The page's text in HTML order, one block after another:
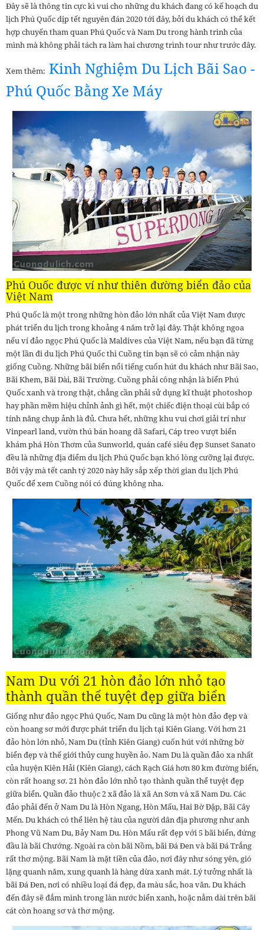
Đây sẽ là thông tin cực kì vui cho những du khách đang có kế hoạch du
lịch Phú Quốc dịp tết nguyên đán 2020 tới đây, bởi du khách có thể kết
hợp chuyến tham quan Phú Quốc và Nam Du trong hành trình của
mình mà không phải tách ra làm hai chương trình tour như trước đây.
Xem thêm: Kinh Nghiệm Du Lịch Bãi Sao -
Phú Quốc Bằng Xe Máy
Phú Quốc được ví như thiên đường biển đảo của
Việt Nam
Phú Quốc là một trong những hòn đảo lớn nhất của Việt Nam được
phát triển du lịch trong khoảng 4 năm trở lại đây. Thật không ngoa
nếu ví đảo ngọc Phú Quốc là Maldives của Việt Nam, nếu bạn đã từng
một lần đi du lịch Phú Quốc thì Cuồng tin bạn sẽ có cảm nhận này
giống Cuồng. Những bãi biển nổi tiếng cuốn hút du khách như Bãi Sao,
Bãi Khem, Bãi Dài, Bãi Trường. Cuồng phải công nhận là biển Phú
Quốc xanh và trong thật, chẳng cần phải sử dụng kĩ thuật photoshop
hay phần mềm hiệu chỉnh ảnh gì hết, một chiếc điện thoại cùi bắp có
tính năng chụp ảnh là đủ. Chưa hết, những khu vui chơi giải trí như
Vinpearl land, vườn thú bán hoang dã Safari, Cáp treo vượt biển
khám phá Hòn Thơm của Sunworld, quán café siêu đẹp Sunset Sanato
đều là những địa điểm du lịch Phú Quốc bạn khó lòng cưỡng lại được.
Bởi vậy mà tết canh tý 2020 này hãy sắp xếp thời gian du lịch Phú
Quốc để xem Cuồng nói có đúng không nha.
Nam Du với 21 hòn đảo lớn nhỏ tạo
thành quần thể tuyệt đẹp giữa biển
Giống như đảo ngọc Phú Quốc, Nam Du cũng là một hòn đảo đẹp và
còn hoang sơ mới được phát triển du lịch tại Kiên Giang. Với hơn 21
đảo hòn lớn nhỏ, Nam Du (tỉnh Kiên Giang) cuốn hút với những bờ
biển đẹp và thế giới thủy cung huyền ảo. Nam Du là quần đảo xa nhất
của huyện Kiên Hải (Kiên Giang), cách Rạch Giá hơn 80 km đường biển,
còn rất hoang sơ. 21 hòn đảo lớn nhỏ tạo thành quần thể tuyệt đẹp
giữa biển. Quần đảo thuộc 2 xã đảo là xã An Sơn và xã Nam Du. Các
đảo phải đến ở Nam Du là Hòn Ngang, Hòn Mấu, Hai Bờ Đập, Bãi Cây
Mến. Du khách có thể liên hệ tàu của người dân địa phương như anh
Phong Vũ Nam Du, Bảy Nam Du. Hòn Mấu rất đẹp với 5 bãi biển, đứng
đầu là bãi Chướng. Ngoài ra còn bãi Nồm, bãi Đá Đen và bãi Đá Trắng
rất thơ mộng. Bãi Nam là mặt tiền của đảo, nơi đây như sóng yên, gió
lặng quanh năm, xung quanh là hàng dừa xanh mát. Lý tưởng nhất là
bãi Đá Đen, nơi có nhiều loại đá đẹp, đa màu sắc, hoa văn. Du khách
đến đây sẽ đắm mình trong làn nước biển xanh, hoặc nằm dài trên bãi
cát còn hoang sơ và thơ mộng.